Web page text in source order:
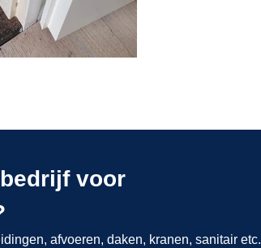
voor
afvoeren, daken, kranen, sanitair etc.